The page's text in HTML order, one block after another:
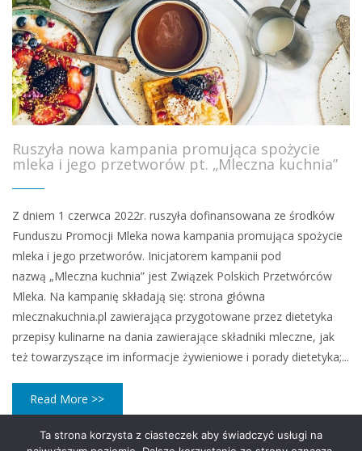
Ruszyła nowa kampania promująca spożycie
mleka i jego przetworów pt. „Mleczna kuchnia”
Z dniem 1 czerwca 2022r. ruszyła dofinansowana ze środków
Funduszu Promocji Mleka nowa kampania promująca spożycie
mleka i jego przetworów. Inicjatorem kampanii pod
nazwą „Mleczna kuchnia” jest Związek Polskich Przetwórców
Mleka. Na kampanię składają się: strona główna
mlecznakuchnia.pl zawierająca przygotowane przez dietetyka
przepisy kulinarne na dania zawierające składniki mleczne, jak
też towarzyszące im informacje żywieniowe i porady dietetyka;...
Read More >>
Ta strona korzysta z ciasteczek aby świadczyć usługi na